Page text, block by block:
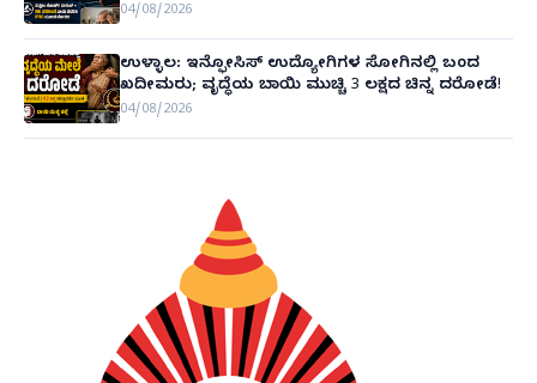
04/08/2026
ಉಳ್ಳಾಲ: ಇನ್ಫೋಸಿಸ್ ಉದ್ಯೋಗಿಗಳ ಸೋಗಿನಲ್ಲಿ ಬಂದ
ಖದೀಮರು; ವೃದ್ಧೆಯ ಬಾಯಿ ಮುಚ್ಚಿ 3 ಲಕ್ಷದ ಚಿನ್ನ ದರೋಡೆ!
04/08/2026